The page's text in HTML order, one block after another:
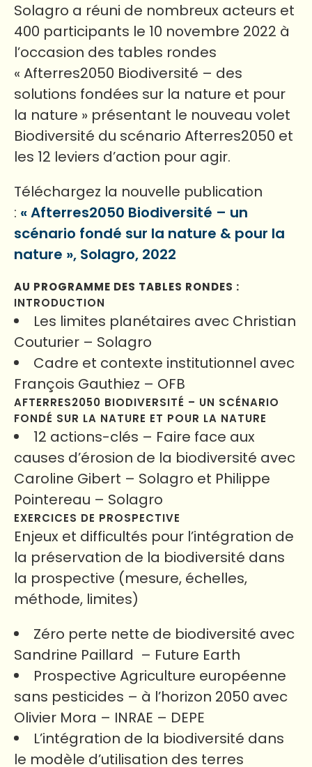
Solagro a réuni de nombreux acteurs et
400 participants le 10 novembre 2022 à
l’occasion des tables rondes
« Afterres2050 Biodiversité – des
solutions fondées sur la nature et pour
la nature » présentant le nouveau volet
Biodiversité du scénario Afterres2050 et
les 12 leviers d’action pour agir.
Téléchargez la nouvelle publication
: « Afterres2050 Biodiversité – un
scénario fondé sur la nature & pour la
nature », Solagro, 2022
AU PROGRAMME DES TABLES RONDES :
INTRODUCTION
Les limites planétaires avec Christian
Couturier – Solagro
Cadre et contexte institutionnel avec
François Gauthiez – OFB
AFTERRES2050 BIODIVERSITÉ – UN SCÉNARIO
FONDÉ SUR LA NATURE ET POUR LA NATURE
12 actions-clés – Faire face aux
causes d’érosion de la biodiversité avec
Caroline Gibert – Solagro et Philippe
Pointereau – Solagro
EXERCICES DE PROSPECTIVE
Enjeux et difficultés pour l’intégration de
la préservation de la biodiversité dans
la prospective (mesure, échelles,
méthode, limites)
Zéro perte nette de biodiversité avec
Sandrine Paillard – Future Earth
Prospective Agriculture européenne
sans pesticides – à l’horizon 2050 avec
Olivier Mora – INRAE – DEPE
L’intégration de la biodiversité dans
le modèle d’utilisation des terres